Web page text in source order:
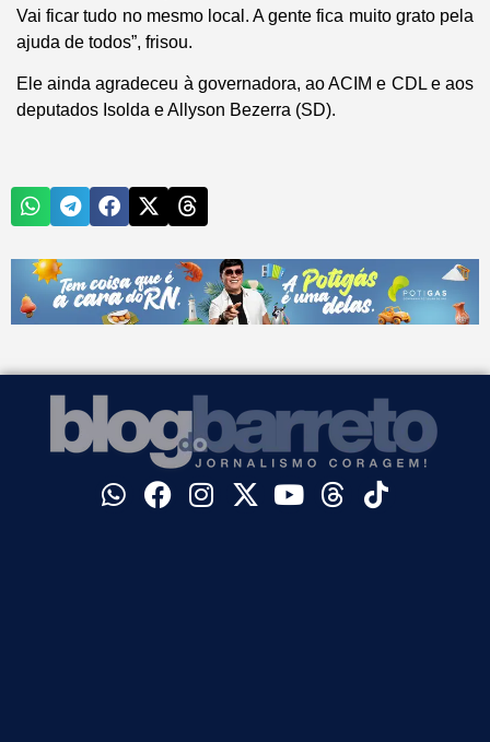
Vai ficar tudo no mesmo local. A gente fica muito grato pela
ajuda de todos”, frisou.
Ele ainda agradeceu à governadora, ao ACIM e CDL e aos
deputados Isolda e Allyson Bezerra (SD).